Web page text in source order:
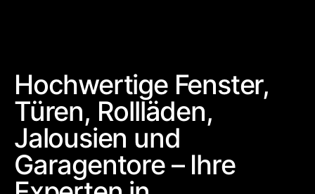
Hochwertige Fenster,
Türen, Rollläden,
Jalousien und
Garagentore – Ihre